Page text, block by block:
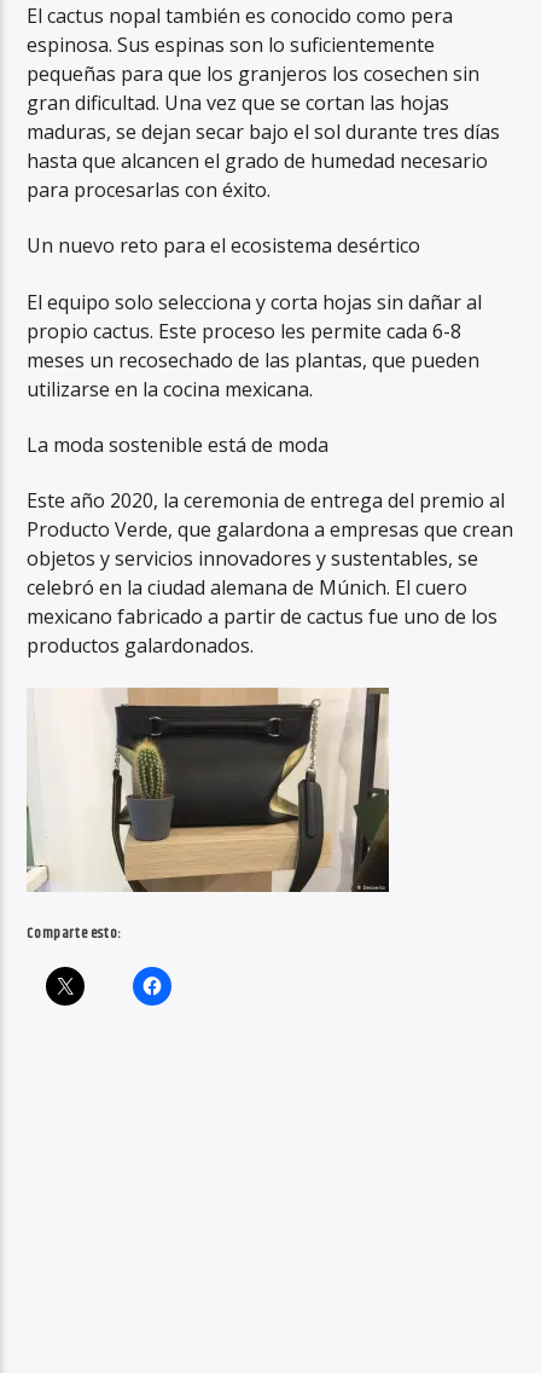
El cactus nopal también es conocido como pera
espinosa. Sus espinas son lo suficientemente
pequeñas para que los granjeros los cosechen sin
gran dificultad. Una vez que se cortan las hojas
maduras, se dejan secar bajo el sol durante tres días
hasta que alcancen el grado de humedad necesario
para procesarlas con éxito.
Un nuevo reto para el ecosistema desértico
El equipo solo selecciona y corta hojas sin dañar al
propio cactus. Este proceso les permite cada 6-8
meses un recosechado de las plantas, que pueden
utilizarse en la cocina mexicana.
La moda sostenible está de moda
Este año 2020, la ceremonia de entrega del premio al
Producto Verde, que galardona a empresas que crean
objetos y servicios innovadores y sustentables, se
celebró en la ciudad alemana de Múnich. El cuero
mexicano fabricado a partir de cactus fue uno de los
productos galardonados.
Comparte esto: